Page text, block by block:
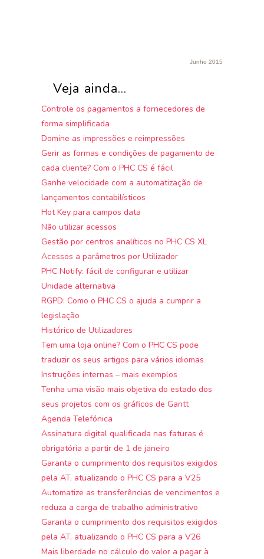
Junho 2015
Veja ainda...
Controle os pagamentos a fornecedores de
forma simplificada
Domine as impressões e reimpressões
Gerir as formas e condições de pagamento de
cada cliente? Com o PHC CS é fácil
Ganhe velocidade com a automatização de
lançamentos contabilísticos
Hot Key para campos data
Não utilizar acessos
Gestão por centros analíticos no PHC CS XL
Acessos a parâmetros por Utilizador
PHC Notify: fácil de configurar e utilizar
Unidade alternativa
RGPD: Como o PHC CS o ajuda a cumprir a
legislação
Histórico de Utilizadores
Tem uma loja online? Com o PHC CS pode
traduzir os seus artigos para vários idiomas
Instruções internas – mais exemplos
Tenha uma visão mais objetiva do estado dos
seus projetos com os gráficos de Gantt
Agenda Telefónica
Assinatura digital qualificada nas faturas é
obrigatória a partir de 1 de janeiro
Garanta o cumprimento dos requisitos exigidos
pela AT, atualizando o PHC CS para a V25
Automatize as transferências de vencimentos e
reduza a carga de trabalho administrativo
Garanta o cumprimento dos requisitos exigidos
pela AT, atualizando o PHC CS para a V26
Mais liberdade no cálculo do valor a pagar à